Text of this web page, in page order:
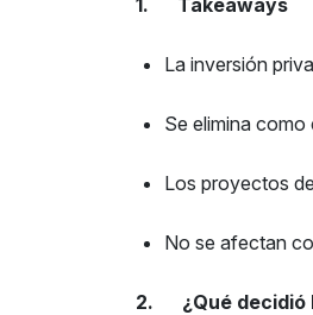
1. Takeaways
La inversión
Se elimina como
Los proyectos
No se afectan
2. ¿Qué decidió